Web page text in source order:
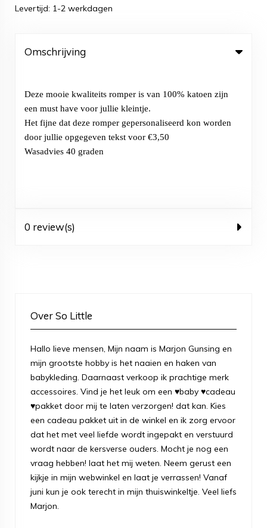
Levertijd: 1-2 werkdagen
Omschrijving
Deze mooie kwaliteits romper is van 100% katoen zijn
een must have voor jullie kleintje.
Het fijne dat deze romper gepersonaliseerd kon worden
door jullie opgegeven tekst voor €3,50
Wasadvies 40 graden
0 review(s)
Over So Little
Hallo lieve mensen, Mijn naam is Marjon Gunsing en
mijn grootste hobby is het naaien en haken van
babykleding. Daarnaast verkoop ik prachtige merk
accessoires. Vind je het leuk om een ♥baby ♥cadeau
♥pakket door mij te laten verzorgen! dat kan. Kies
een cadeau pakket uit in de winkel en ik zorg ervoor
dat het met veel liefde wordt ingepakt en verstuurd
wordt naar de kersverse ouders. Mocht je nog een
vraag hebben! laat het mij weten. Neem gerust een
kijkje in mijn webwinkel en laat je verrassen! Vanaf
juni kun je ook terecht in mijn thuiswinkeltje. Veel liefs
Marjon.